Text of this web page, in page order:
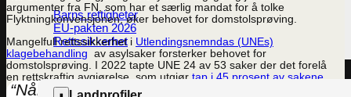
Barns rettigheter
EU-pakten 2026
Rettssikkerhet
argumenter fra FN, som har et særlig mandat for å tolke
Flyktningkonvensjonen, øker behovet for domstolsprøving.
Mangelfull rettssikkerhet i Utlendingsnemndas (UNEs)
klagebehandling av asylsaker forsterker behovet for
domstolsprøving. I 2022 tapte UNE 24 av 53 saker der det forelå
en rettskraftig avgjørelse, som utgjør tap i 45 prosent av sakene
“Når Storting og regjering ikke lytter til